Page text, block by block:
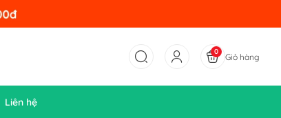
0
Giỏ hàng
Liên hệ